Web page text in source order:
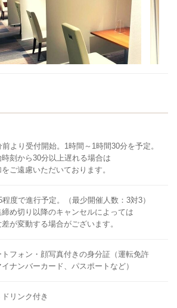
前より受付開始。1時間～1時間30分を予定。
刻から30分以上遅れる場合は
ご遠慮いただいております。
程度で進行予定。（最少開催人数：3対3）
め切り以降のキャンセルによっては
が変動する場合がございます。
トフォン・顔写真付きの身分証（運転免許
ナンバーカード、パスポートなど）
ドリンク付き